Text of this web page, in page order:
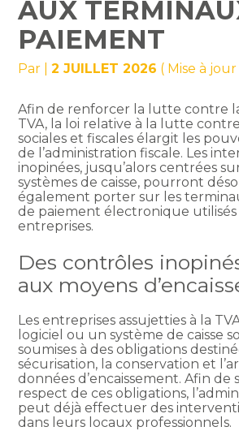
AUX
PAIEMENT
Par |2 JUILLET 2026 ( Mise à
Afin de renforcer la lutte contre
TVA, la loi relative à la lutte
sociales et fiscales élargit les
de l’administration fiscale. Les
inopinées, jusqu’alors centrées
systèmes de caisse, pourront
également porter sur les
de paiement électronique utilisés
entreprises.
Des contrôles
aux moyens
Les entreprises assujetties à la
logiciel ou un système de caisse
soumises à des obligations
sécurisation, la conservation et
données d’encaissement. Afin de
respect de ces obligations,
peut déjà effectuer des
dans leurs locaux professionnels.